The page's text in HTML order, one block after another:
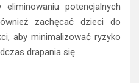
potencjalnych
zachęcać dzieci do
aby minimalizować ryzyko
drapania się.